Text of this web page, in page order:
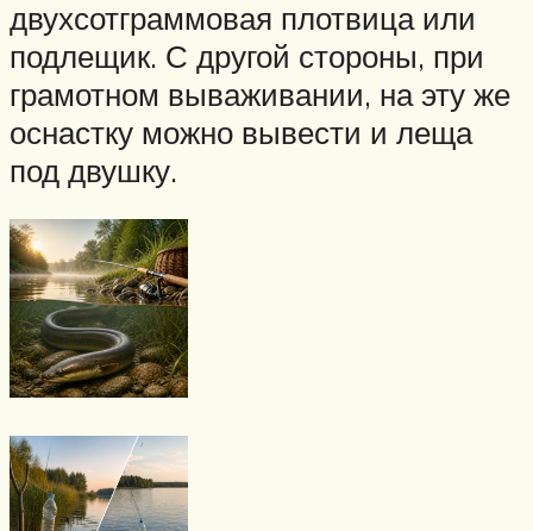
двухсотграммовая плотвица или
подлещик. С другой стороны, при
грамотном вываживании, на эту же
оснастку можно вывести и леща
под двушку.